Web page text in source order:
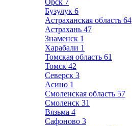
Орск 7
Бузулук 6
Астраханская область 64
Астрахань 47
Знаменск 1
Харабали 1
Томская область 61
Томск 42
Северск 3
Асино 1
Смоленская область 57
Смоленск 31
Вязьма 4
Сафоново 3